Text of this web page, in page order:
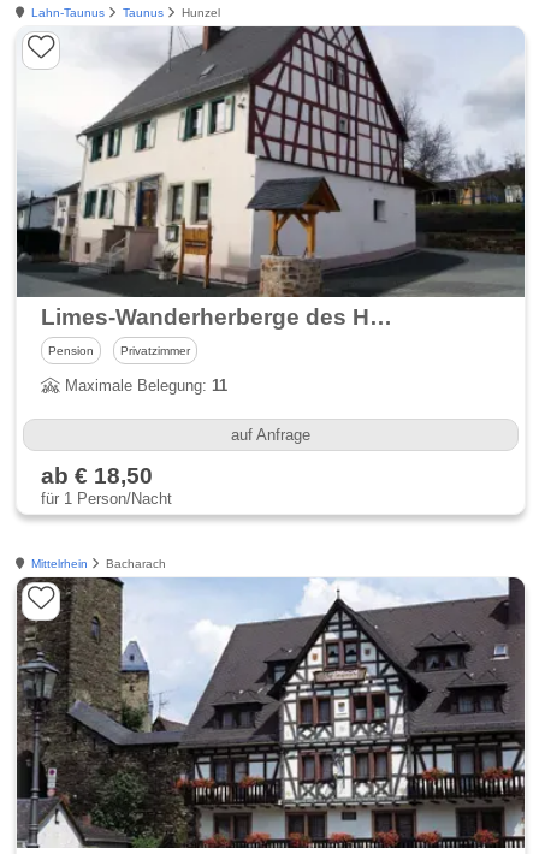
Lahn-Taunus Taunus Hunzel
Limes-Wanderherberge des Heimatvereins Hunzel
Pension Privatzimmer
Maximale Belegung:11
auf Anfrage
ab € 18,50
für 1 Person/Nacht
Mittelrhein Bacharach